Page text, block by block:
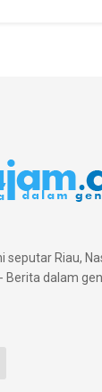
Riau,
Berita dalam